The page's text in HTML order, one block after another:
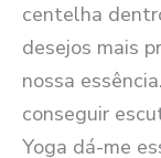
centelha
desejos mais
nossa
conseguir
Yoga dá-me